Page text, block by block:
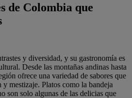
de Colombia que
y diversidad, y su gastronomía es
Desde las montañas andinas hasta
ofrece una variedad de sabores que
mestizaje. Platos como la bandeja
son solo algunas de las delicias que